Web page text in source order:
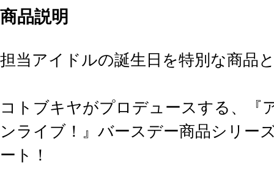
商品説明
担当アイドルの誕生日を特別な商品
コトブキヤがプロデュースする、『
ンライブ！』バースデー商品シリー
ート！